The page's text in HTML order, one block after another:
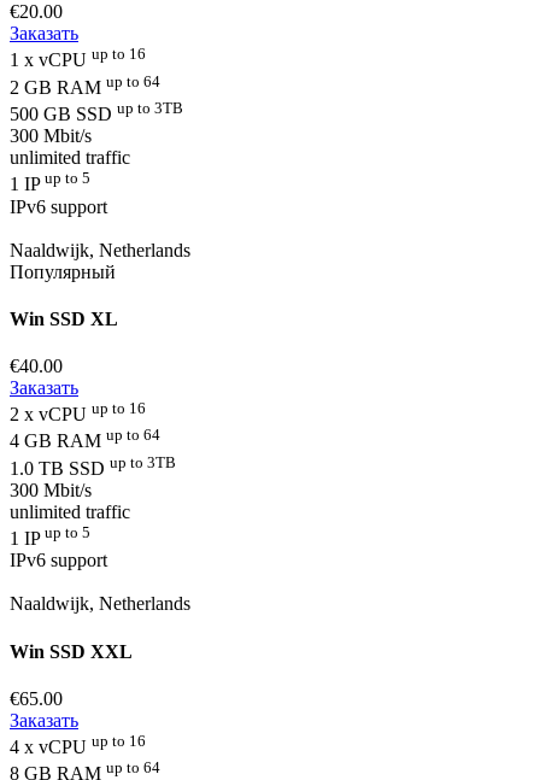
€20.00
Заказать
1 x vCPU up to 16
2 GB RAM up to 64
500 GB SSD up to 3TB
300 Mbit/s
unlimited traffic
1 IP up to 5
IPv6 support
Naaldwijk, Netherlands
Популярный
Win SSD XL
€40.00
Заказать
2 x vCPU up to 16
4 GB RAM up to 64
1.0 TB SSD up to 3TB
300 Mbit/s
unlimited traffic
1 IP up to 5
IPv6 support
Naaldwijk, Netherlands
Win SSD XXL
€65.00
Заказать
4 x vCPU up to 16
8 GB RAM up to 64